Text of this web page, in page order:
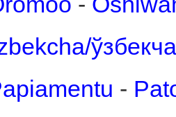
ўзбекча
-